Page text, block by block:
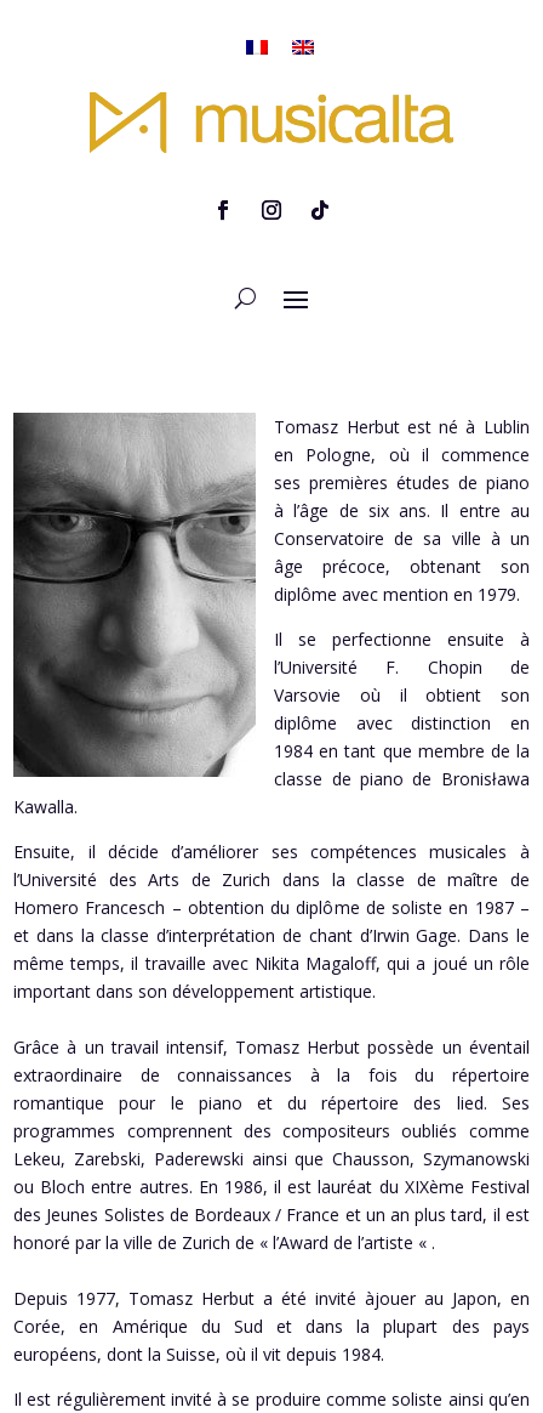
Tomasz Herbut est né à Lublin
en Pologne, où il commence
ses premières études de piano
à l’âge de six ans. Il entre au
Conservatoire de sa ville à un
âge précoce, obtenant son
diplôme avec mention en 1979.
Il se perfectionne ensuite à
l’Université F. Chopin de
Varsovie où il obtient son
diplôme avec distinction en
1984 en tant que membre de la
classe de piano de Bronisława
Kawalla.
Ensuite, il décide d’améliorer ses compétences musicales à
l’Université des Arts de Zurich dans la classe de maître de
Homero Francesch – obtention du diplôme de soliste en 1987 –
et dans la classe d’interprétation de chant d’Irwin Gage. Dans le
même temps, il travaille avec Nikita Magaloff, qui a joué un rôle
important dans son développement artistique.
Grâce à un travail intensif, Tomasz Herbut possède un éventail
extraordinaire de connaissances à la fois du répertoire
romantique pour le piano et du répertoire des lied. Ses
programmes comprennent des compositeurs oubliés comme
Lekeu, Zarebski, Paderewski ainsi que Chausson, Szymanowski
ou Bloch entre autres. En 1986, il est lauréat du XIXème Festival
des Jeunes Solistes de Bordeaux / France et un an plus tard, il est
honoré par la ville de Zurich de « l’Award de l’artiste « .
Depuis 1977, Tomasz Herbut a été invité àjouer au Japon, en
Corée, en Amérique du Sud et dans la plupart des pays
européens, dont la Suisse, où il vit depuis 1984.
Il est régulièrement invité à se produire comme soliste ainsi qu’en